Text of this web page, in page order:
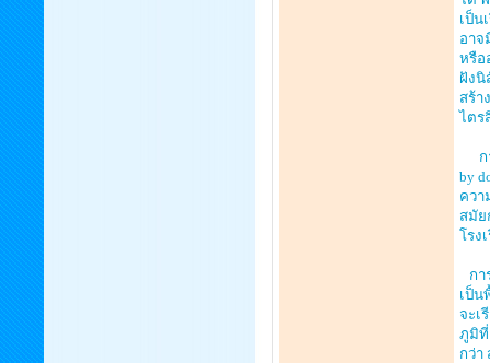
เป็น
อาจ
หรือ
ฝังนิ
สร้า
ไตร
กา
by
ควา
สมัย
โรง
กา
เป็น
จะเ
ภูมิที่
กว่า